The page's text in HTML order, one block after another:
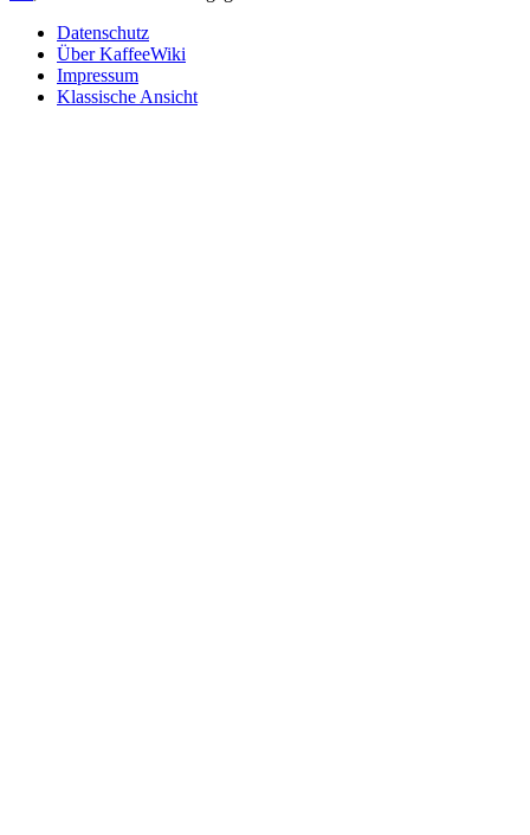
Datenschutz
Über KaffeeWiki
Impressum
Klassische Ansicht